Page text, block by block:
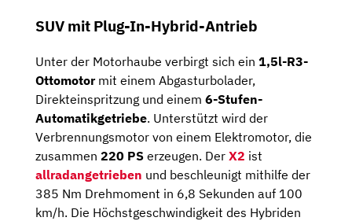
SUV mit Plug-In-Hybrid-Antrieb
Unter der Motorhaube verbirgt sich ein 1,5l-R3-
Ottomotormit einem Abgasturbolader,
Direkteinspritzung und einem 6-Stufen-
Automatikgetriebe. Unterstützt wird der
Verbrennungsmotor von einem Elektromotor, die
zusammen 220 PS erzeugen. Der X2 ist
allradangetrieben und beschleunigt mithilfe der
385 Nm Drehmoment in 6,8 Sekunden auf 100
km/h. Die Höchstgeschwindigkeit des Hybriden